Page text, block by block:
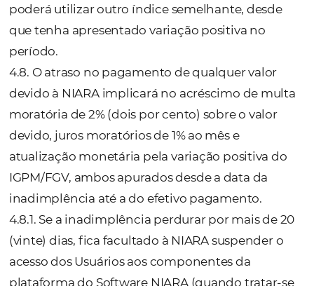
produto/licenciamento/desenvolvimento/
está definida no Anexo II.
4.2. A Contratante pagará para a NIARA o(s)
valor(es) estabelecidos quer seja na
online, aceitação de proposta e/ou
cobrança recorrente em função da
sistemas.
4.3. A Contratante terá o prazo de até 5
dias, a contar da data do recebimento da
nota fiscal, para apontar qualquer
(“Notificação de Divergência”). A